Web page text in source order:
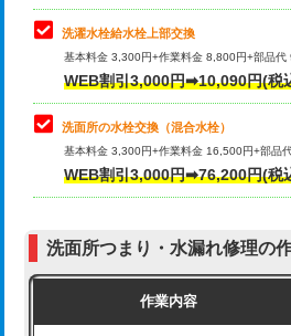
排水管工事（追加 排水管工事/3ｍ超
え）
マス交換（土の掘削・埋め戻し作業）
マス交換（深さ50㎝未満）
マス交換（深さ50㎝以上）
モルタル補修（厚さ10㎝まで）
交換・取付（タンク）
交換・取付(単水栓（壁付・デッキ
式）)
交換・取付(混合水栓（壁付・デッキ
式・ワンホール）)
（P/S/ポップアップ））
交換・取付（その他部品）
持込商品取付（単水栓）
洗濯水栓給水栓上部交換
基本料金 3,300円+作業料金 8,800円+部品
WEB割引3,000円➡10,090円(税
洗面所の水栓交換（混合水栓）
基本料金 3,300円+作業料金 16,500円+部品
WEB割引3,000円➡76,200円(税
洗面所つまり・水漏れ修理の
作業内容